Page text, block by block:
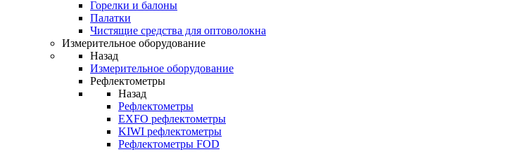
Горелки и балоны
Палатки
Чистящие средства для оптоволокна
Измерительное оборудование
Назад
Измерительное оборудование
Рефлектометры
Назад
Рефлектометры
EXFO рефлектометры
KIWI рефлектометры
Рефлектометры FOD